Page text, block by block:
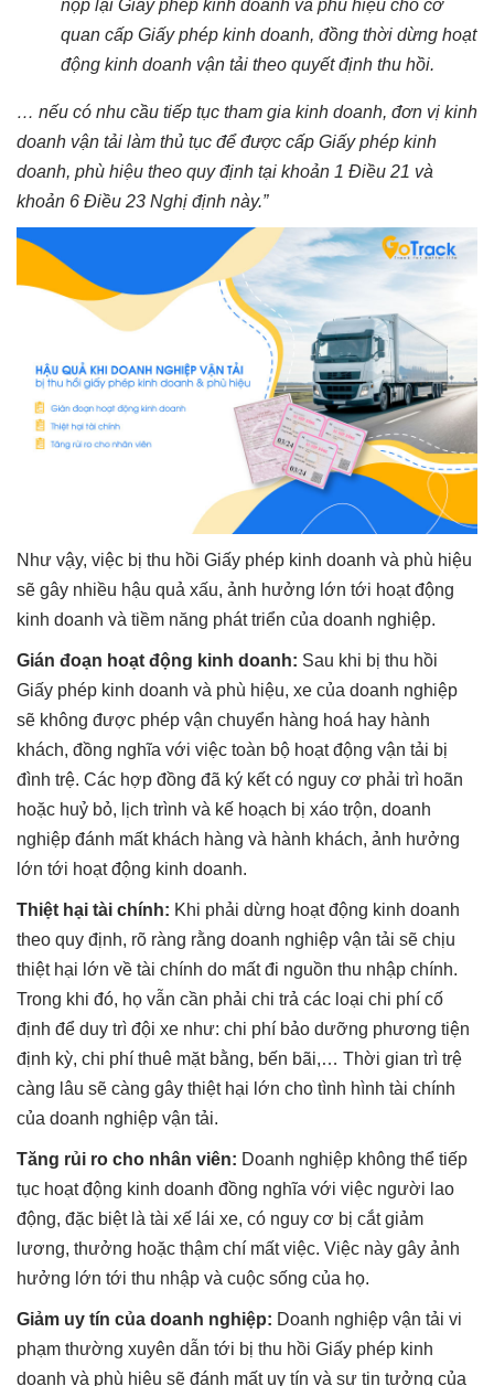
nộp lại Giấy phép kinh doanh và phù hiệu cho cơ
quan cấp Giấy phép kinh doanh, đồng thời dừng hoạt
động kinh doanh vận tải theo quyết định thu hồi.
… nếu có nhu cầu tiếp tục tham gia kinh doanh, đơn vị kinh
doanh vận tải làm thủ tục để được cấp Giấy phép kinh
doanh, phù hiệu theo quy định tại khoản 1 Điều 21 và
khoản 6 Điều 23 Nghị định này.”
Như vậy, việc bị thu hồi Giấy phép kinh doanh và phù hiệu
sẽ gây nhiều hậu quả xấu, ảnh hưởng lớn tới hoạt động
kinh doanh và tiềm năng phát triển của doanh nghiệp.
Gián đoạn hoạt động kinh doanh: Sau khi bị thu hồi
Giấy phép kinh doanh và phù hiệu, xe của doanh nghiệp
sẽ không được phép vận chuyển hàng hoá hay hành
khách, đồng nghĩa với việc toàn bộ hoạt động vận tải bị
đình trệ. Các hợp đồng đã ký kết có nguy cơ phải trì hoãn
hoặc huỷ bỏ, lịch trình và kế hoạch bị xáo trộn, doanh
nghiệp đánh mất khách hàng và hành khách, ảnh hưởng
lớn tới hoạt động kinh doanh.
Thiệt hại tài chính: Khi phải dừng hoạt động kinh doanh
theo quy định, rõ ràng rằng doanh nghiệp vận tải sẽ chịu
thiệt hại lớn về tài chính do mất đi nguồn thu nhập chính.
Trong khi đó, họ vẫn cần phải chi trả các loại chi phí cố
định để duy trì đội xe như: chi phí bảo dưỡng phương tiện
định kỳ, chi phí thuê mặt bằng, bến bãi,… Thời gian trì trệ
càng lâu sẽ càng gây thiệt hại lớn cho tình hình tài chính
của doanh nghiệp vận tải.
Tăng rủi ro cho nhân viên: Doanh nghiệp không thể tiếp
tục hoạt động kinh doanh đồng nghĩa với việc người lao
động, đặc biệt là tài xế lái xe, có nguy cơ bị cắt giảm
lương, thưởng hoặc thậm chí mất việc. Việc này gây ảnh
hưởng lớn tới thu nhập và cuộc sống của họ.
Giảm uy tín của doanh nghiệp: Doanh nghiệp vận tải vi
phạm thường xuyên dẫn tới bị thu hồi Giấy phép kinh
doanh và phù hiệu sẽ đánh mất uy tín và sự tin tưởng của